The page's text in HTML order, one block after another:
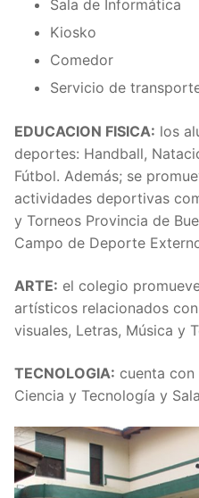
Sala de Informática
Kiosko
Comedor
Servicio de
EDUCACION FISICA: los
deportes: Handball,
Fútbol. Además; se
actividades deportivas
y Torneos Provincia de
Campo de Deporte
ARTE: el colegio
artísticos relacionados
visuales, Letras, Música y
TECNOLOGIA: cuenta
Ciencia y Tecnología y